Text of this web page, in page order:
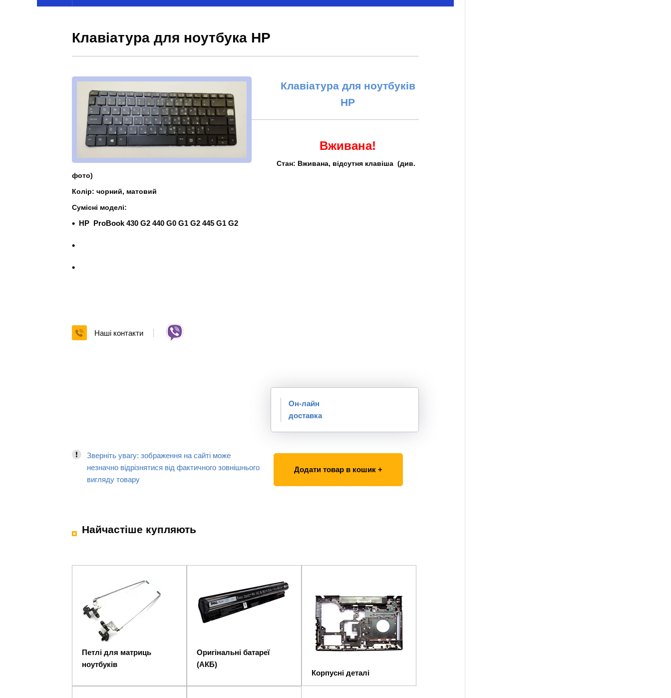
Клавіатура для ноутбука HP
Клавіатура для ноутбуків
HP
Вживана!
Стан: Вживана, відсутня клавіша (див.
фото)
Колір: чорний, матовий
Сумісні моделі:
HP ProBook 430 G2 440 G0 G1 G2 445 G1 G2
Наші контакти
Он-лайн
доставка
Зверніть увагу: зображення на сайті може
незначно відрізнятися від фактичного зовнішнього
вигляду товару
Додати товар в кошик +
Найчастіше купляють
Петлі для матриць
ноутбуків
Оригінальні батареї
(АКБ)
Корпусні деталі